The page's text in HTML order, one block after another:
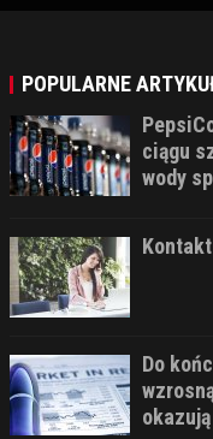
POPULARNE
ciągu
wody
Kontakt
Do